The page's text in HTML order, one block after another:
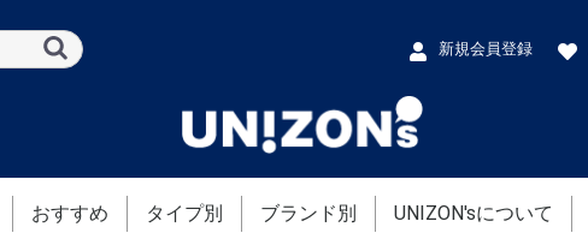
新規会員登録
おすすめ タイプ別 ブランド別 UNIZON'sについて